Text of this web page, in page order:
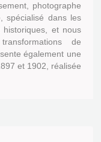
photographe
spécialisé dans les
et nous
de
également une
et 1902, réalisée